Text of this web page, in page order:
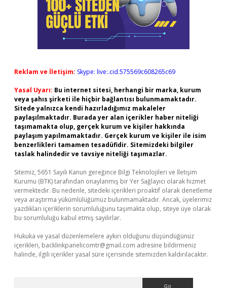
Reklam ve İletişim: Skype: live:.cid.575569c608265c69
Yasal Uyarı: Bu internet sitesi, herhangi bir marka, kurum
veya şahıs şirketi ile hiçbir bağlantısı bulunmamaktadır.
Sitede yalnızca kendi hazırladığımız makaleler
paylaşılmaktadır. Burada yer alan içerikler haber niteliği
taşımamakta olup, gerçek kurum ve kişiler hakkında
paylaşım yapılmamaktadır. Gerçek kurum ve kişiler ile isim
benzerlikleri tamamen tesadüfidir. Sitemizdeki bilgiler
taslak halindedir ve tavsiye niteliği taşımazlar.
Sitemiz, 5651 Sayılı Kanun gereğince Bilgi Teknolojileri ve İletişim
Kurumu (BTK) tarafından onaylanmış bir Yer Sağlayıcı olarak hizmet
vermektedir. Bu nedenle, sitedeki içerikleri proaktif olarak denetleme
veya araştırma yükümlülüğümüz bulunmamaktadır. Ancak, üyelerimiz
yazdıkları içeriklerin sorumluluğunu taşımakta olup, siteye üye olarak
bu sorumluluğu kabul etmiş sayılırlar.
Hukuka ve yasal düzenlemelere aykırı olduğunu düşündüğünüz
içerikleri, backlinkpanelicomtr@gmail.com adresine bildirmeniz
halinde, ilgili içerikler yasal süre içerisinde sitemizden kaldırılacaktır.